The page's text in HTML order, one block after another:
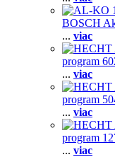
BOSCH
... viac
program
... viac
program
... viac
program
... viac